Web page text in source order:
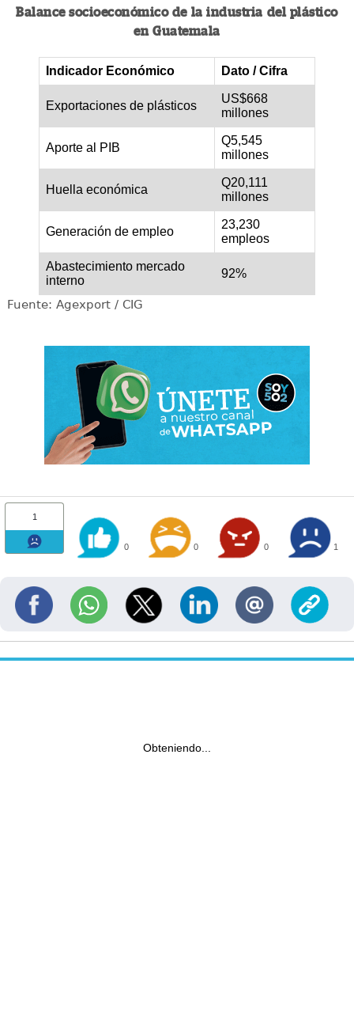
Balance socioeconómico de la industria del plástico
en Guatemala
Indicador Económico Dato / Cifra
Exportaciones de plásticos
US$668
millones
Aporte al PIB
Q5,545
millones
Huella económica
Q20,111
millones
Generación de empleo
23,230
empleos
Abastecimiento mercado
interno
92%
Fuente: Agexport / CIG
1
0 0 0 1
Obteniendo...